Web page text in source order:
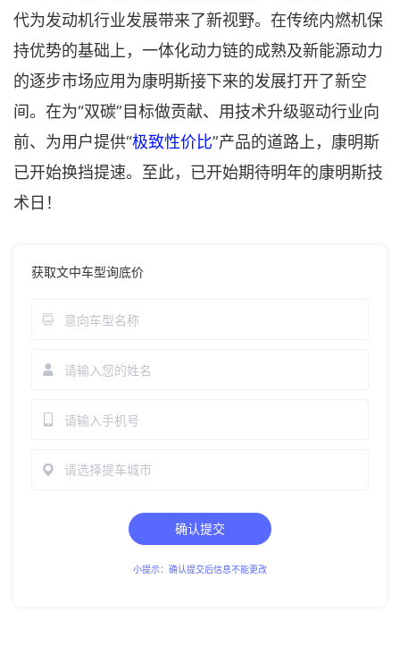
代为发动机行业发展带来了新视野。在传统内燃机保
持优势的基础上，一体化动力链的成熟及新能源动力
的逐步市场应用为康明斯接下来的发展打开了新空
间。在为“双碳”目标做贡献、用技术升级驱动行业向
前、为用户提供“极致性价比”产品的道路上，康明斯
已开始换挡提速。至此，已开始期待明年的康明斯技
术日！
获取文中车型询底价
请选择提车城市
确认提交
小提示：确认提交后信息不能更改